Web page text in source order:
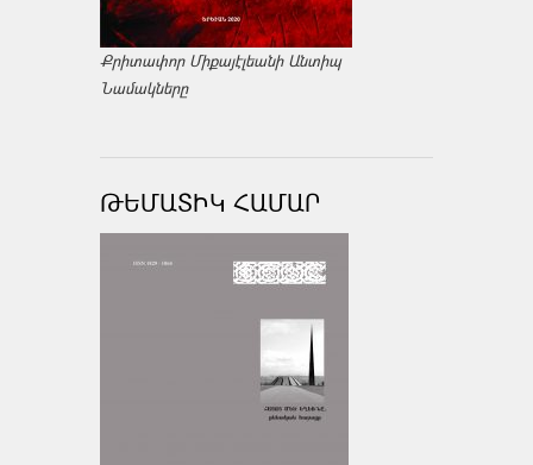
Քրիտափոր Միքայէլեանի Անտիպ
Նամակները
ԹԵՄԱՏԻԿ ՀԱՄԱՐ